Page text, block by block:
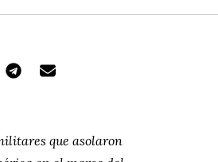
que asolaron